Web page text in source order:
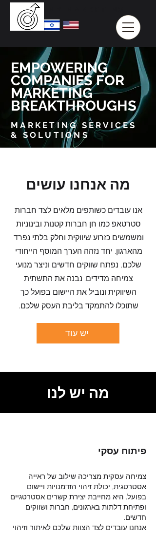
EMPOWERING
COMPANIES FOR
MARKETING
BREAKTHROUGHS
MARKETING SERVICES
& SOLUTIONS
מה אנחנו עושים
אנו עובדים כשותפים מלאים לצד חברות
סטרטאפ כמו חן חברות קטנות ובינוניות
ומשמשים כזרוע שיווקית וחלק בלתי נפרד
מהארגון. יחד נזהה הערך המוסף הייחודי
שלכם, נפתח שווקים חדשים וניצר מנועי
צמיחה מדידים. נבנה את התשתית
השיווקית ונוביל את היישום בפועל כך
שתוכלו להתמקד בליבת העסק שלכם.
יש עוד
מה יש לנו
פיתוח עסקי
צמיחה עסקית מצריכה שילוב של ראייה
אסטרטגית, יכולת זיהוי הזדמנויות ויישום
בפועל. היא מחייבת יצירת קשרים אסטרטגיים
ופתיחת דלתות בארגונים, חברות ושווקים
חדשים.
אנחנו עובדים לצד הצוות שלכם לאיתור וזיהוי